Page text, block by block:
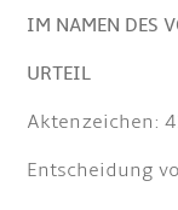
IM NAMEN DES
URTEIL
Aktenzeichen:
Entscheidung